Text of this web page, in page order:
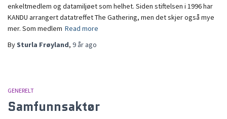
enkeltmedlem og datamiljøet som helhet. Siden stiftelsen i 1996 har
KANDU arrangert datatreffet The Gathering, men det skjer også mye
mer. Som medlem Read more
BySturla Frøyland, 9 år ago
GENERELT
Samfunnsaktør